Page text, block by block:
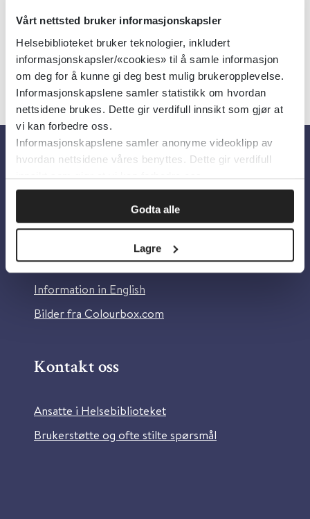
Vårt nettsted bruker informasjonskapsler
Helsebiblioteket bruker teknologier, inkludert
informasjonskapsler/«cookies» til å samle informasjon
om deg for å kunne gi deg best mulig brukeropplevelse.
Informasjonskapslene samler statistikk om hvordan
nettsidene brukes. Dette gir verdifull innsikt som gjør at
vi kan forbedre oss.
Informasjonskapslene samler anonyme videoklipp av
hvordan nettsidene våres benyttes. Dette gir verdifull
innsikt som gjør at vi kan forbedre oss.
Godta alle
Lagre
1 Treff Alfabetisk
Om oss
Om Helsebiblioteket
Personvern og informasjonskapsler
Tilgjengelighetserklæring
Information in English
Bilder fra Colourbox.com
Kontakt oss
Ansatte i Helsebiblioteket
Brukerstøtte og ofte stilte spørsmål